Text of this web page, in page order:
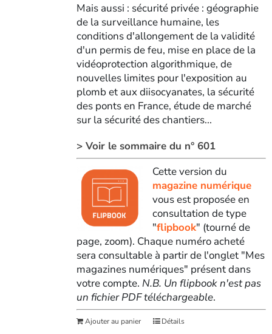
Mais aussi : sécurité privée : géographie
de la surveillance humaine, les
conditions d'allongement de la validité
d'un permis de feu, mise en place de la
vidéoprotection algorithmique, de
nouvelles limites pour l'exposition au
plomb et aux diisocyanates, la sécurité
des ponts en France, étude de marché
sur la sécurité des chantiers...
> Voir le sommaire du n° 601
Cette version du
magazine numérique
vous est proposée en
consultation de type
"flipbook" (tourné de
page, zoom). Chaque numéro acheté
sera consultable à partir de l'onglet "Mes
magazines numériques" présent dans
votre compte. N.B. Un flipbook n'est pas
un fichier PDF téléchargeable.
Ajouter au panier Détails